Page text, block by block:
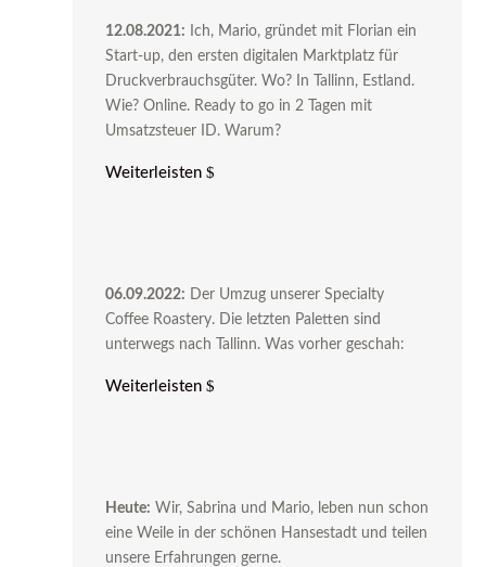
12.08.2021: Ich, Mario, gründet mit Florian ein
Start-up, den ersten digitalen Marktplatz für
Druckverbrauchsgüter. Wo? In Tallinn, Estland.
Wie? Online. Ready to go in 2 Tagen mit
Umsatzsteuer ID. Warum?
Weiterleisten
06.09.2022: Der Umzug unserer Specialty
Coffee Roastery. Die letzten Paletten sind
unterwegs nach Tallinn. Was vorher geschah:
Weiterleisten
Heute: Wir, Sabrina und Mario, leben nun schon
eine Weile in der schönen Hansestadt und teilen
unsere Erfahrungen gerne.